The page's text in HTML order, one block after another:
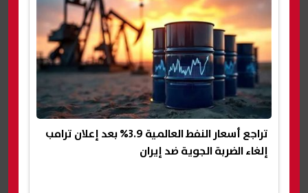
تراجع أسعار النفط العالمية 3.9% بعد إعلان ترامب
إلغاء الضربة الجوية ضد إيران